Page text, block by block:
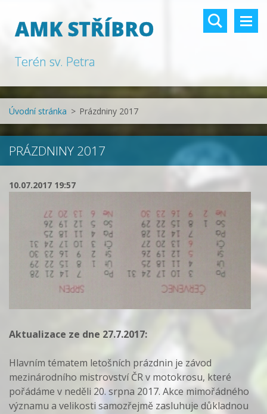
AMK STŘÍBRO
Terén sv. Petra
Úvodní stránka > Prázdniny 2017
PRÁZDNINY 2017
10.07.2017 19:57
Aktualizace ze dne 27.7.2017:
Hlavním tématem letošních prázdnin je závod
mezinárodního mistrovství ČR v motokrosu, které
pořádáme v neděli 20. srpna 2017. Akce mimořádného
významu a velikosti samozřejmě zasluhuje důkladnou